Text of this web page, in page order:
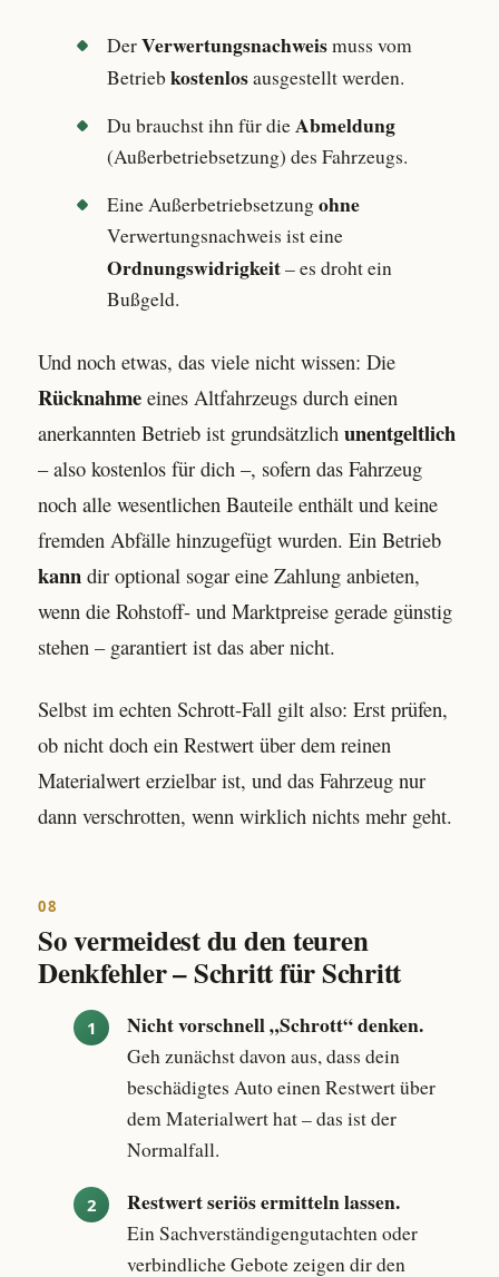
DerVerwertungsnachweismuss vom
Betriebkostenlosausgestellt werden.
Du brauchst ihn für dieAbmeldung
(Außerbetriebsetzung) des Fahrzeugs.
Eine Außerbetriebsetzungohne
Verwertungsnachweis ist eine
Ordnungswidrigkeit– es droht ein
Bußgeld.
Und noch etwas, das viele nicht wissen: Die
Rücknahme eines Altfahrzeugs durch einen
anerkannten Betrieb ist grundsätzlich unentgeltlich
– also kostenlos für dich –, sofern das Fahrzeug
noch alle wesentlichen Bauteile enthält und keine
fremden Abfälle hinzugefügt wurden. Ein Betrieb
kann dir optional sogar eine Zahlung anbieten,
wenn die Rohstoff- und Marktpreise gerade günstig
stehen – garantiert ist das aber nicht.
Selbst im echten Schrott-Fall gilt also: Erst prüfen,
ob nicht doch ein Restwert über dem reinen
Materialwert erzielbar ist, und das Fahrzeug nur
dann verschrotten, wenn wirklich nichts mehr geht.
08
So vermeidest du den teuren
Denkfehler – Schritt für Schritt
Nicht vorschnell „Schrott“ denken.
Geh zunächst davon aus, dass dein
beschädigtes Auto einen Restwert über
dem Materialwert hat – das ist der
Normalfall.
Restwert seriös ermitteln lassen.
Ein Sachverständigengutachten oder
verbindliche Gebote zeigen dir den